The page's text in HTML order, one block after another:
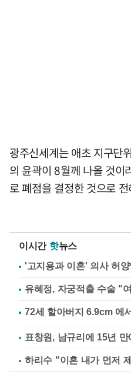
광주신세계는 애초 지구단
의 윤곽이 8월께 나올 것이
로 폐점을 결정한 것으로
이시간 핫뉴스
'고지용과 이혼' 의사 허
유혜정, 자궁적출 수술 "
표창원, 남규리에 15년
하리수 "이혼 내가 먼저